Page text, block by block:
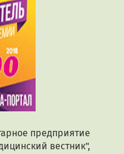
предприятие
вестник",